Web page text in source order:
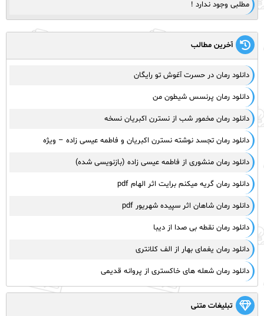
مطلبی وجود ندارد !
آخرین مطالب
دانلود رمان در حسرت آغوش تو رایگان
دانلود رمان پرنسس شیطون من
دانلود رمان مخمور شب از نسترن اکبریان نسخه
دانلود رمان تجسد نوشته نسترن اکبریان و فاطمه عیسی زاده – ویژه
دانلود رمان منشوری از فاطمه عیسی زاده (بازنویسی شده)
دانلود رمان گریه میکنم برایت اثر الهام pdf
دانلود رمان شاهان اثر سپیده شهریور pdf
دانلود رمان نقطه بی صدا از دیبا
دانلود رمان یغمای بهار از الف کلانتری
دانلود رمان شعله های خاکستری از پروانه قدیمی
تبلیغات متنی